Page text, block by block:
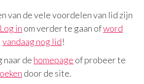
van de vele voordelen van lid zijn
Log in om verder te gaan ofword
vandaag nog lid!
naar de homepage of probeer te
door de site.